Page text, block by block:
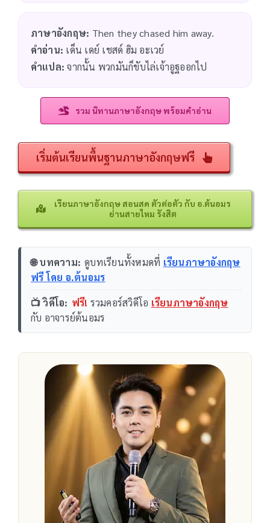
ภาษาอังกฤษ: Then they chased him away.
คำอ่าน: เด็น เดย์ เชสด์ ฮิม อะเวย์
คำแปล: จากนั้น พวกมันก็ขับไล่เจ้าอูฐออกไป
รวม นิทานภาษาอังกฤษ พร้อมคำอ่าน
เริ่มต้นเรียนพื้นฐานภาษาอังกฤษฟรี
เรียนภาษาอังกฤษ สอนสด ตัวต่อตัว กับ อ.ต้นอมร
ย่านสายไหม รังสิต
🌐 บทความ: ดูบทเรียนทั้งหมดที่ เรียนภาษาอังกฤษ
ฟรี โดย อ.ต้นอมร
📺 วิดีโอ: ฟรี! รวมคอร์สวิดีโอ เรียนภาษาอังกฤษ
กับ อาจารย์ต้นอมร